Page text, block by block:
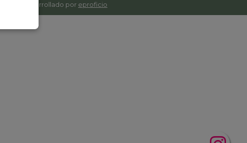
| Sitio desarrollado por eproficio